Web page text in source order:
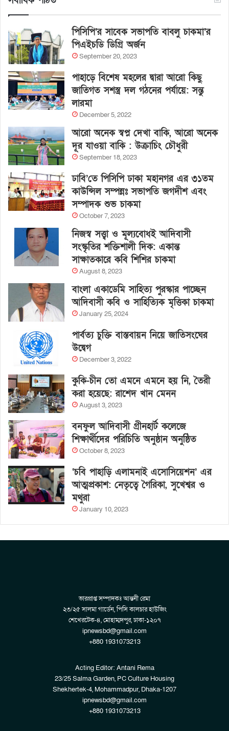
পিসিপি’র সাবেক সভাপতি বাবলু চাকমা’র
পিএইচডি ডিগ্রি অর্জন
September 20, 2023
পাহাড়ে বিশেষ মহলের দ্বারা আরো কিছু
জাতিগত সশস্ত্র দল গঠনের পর্যায়ে: সন্তু
লারমা
December 5, 2022
আরো অনেক স্বপ্ন দেখা বাকি, আরো অনেক
দূর যাওয়া বাকি : উক্রাচিং চৌধুরী
September 18, 2023
ঢাবি’তে পিসিপি ঢাকা মহানগর এর ৩১তম
কাউন্সিল সম্পন্নঃ সভাপতি জগদীশ এবং
সম্পাদক শুভ চাকমা
October 7, 2023
নিজস্ব সত্ত্বা ও মূল্যবোধই আদিবাসী
সংস্কৃতির শক্তিশালী দিক: একান্ত
সাক্ষাতকারে কবি শিশির চাকমা
August 8, 2023
বাংলা একাডেমি সাহিত্য পুরস্কার পাচ্ছেন
আদিবাসী কবি ও সাহিত্যিক মৃত্তিকা চাকমা
January 25, 2024
পার্বত্য চুক্তি বাস্তবায়ন নিয়ে জাতিসংঘের
উদ্বেগ
December 3, 2022
কুকি-চীন তো এমনে এমনে হয় নি, তৈরী
করা হয়েছে: রাশেদ খান মেনন
August 3, 2023
বনফুল আদিবাসী গ্রীনহার্ট কলেজে
শিক্ষার্থীদের পরিচিতি অনুষ্ঠান অনুষ্ঠিত
October 8, 2023
‘চবি পাহাড়ি এলামনাই এসোসিয়েশন’ এর
আত্মপ্রকাশ: নেতৃত্বে গৈরিকা, সুখেশ্বর ও
মথুরা
January 10, 2023
ভারপ্রাপ্ত সম্পাদকঃ আন্তনী রেমা
২৩/২৫ সালমা গার্ডেন, পিসি কালচার হাউজিং
শেখেরটেক-৪, মোহাম্মদপুর, ঢাকা-১২০৭
ipnewsbd@gmail.com
+880 1931073213
Acting Editor: Antani Rema
23/25 Salma Garden, PC Culture Housing
Shekhertek-4, Mohammadpur, Dhaka-1207
ipnewsbd@gmail.com
+880 1931073213